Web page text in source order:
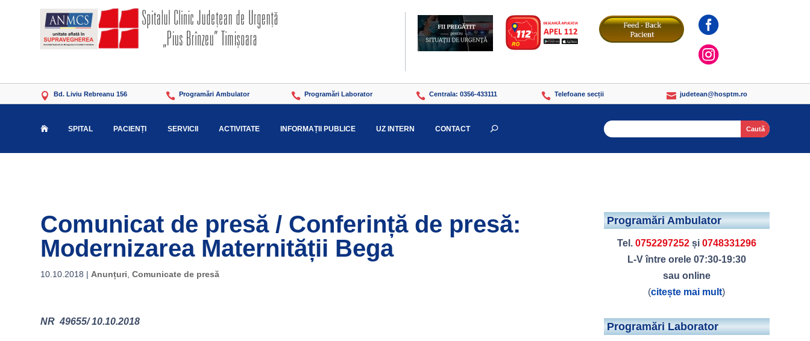


 Bd. Liviu Rebreanu 156  Programări Ambulator  Programări Laborator  Centrala: 0356-433111  Telefoane secții  judetean@hosptm.ro
 SPITAL PACIENȚI SERVICII ACTIVITATE INFORMAȚII PUBLICE UZ INTERN CONTACT U Search
Comunicat de presă / Conferință de presă:
Modernizarea Maternității Bega
10.10.2018 | Anunțuri ,Comunicate de presă
NR 49655/ 10.10.2018
Programări Ambulator
Tel. 0752297252și 0748331296
L-V între orele 07:30-19:30
sau online
(citește mai mult)
Programări Laborator